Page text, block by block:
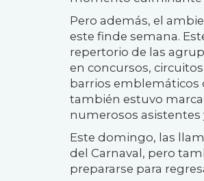
Pero además, el
este finde semana.
repertorio de las
en concursos,
barrios emblemáticos
también estuvo
numerosos
Este domingo, las
del Carnaval, pero
prepararse para